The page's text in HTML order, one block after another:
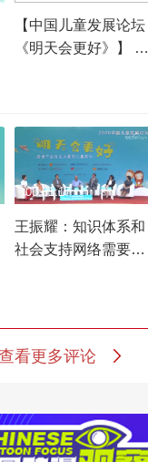
【中国儿童发展论坛
《明天会更好》】 第
王振耀：知识体系和
社会支持网络需要发
00:01:17
看更多评论